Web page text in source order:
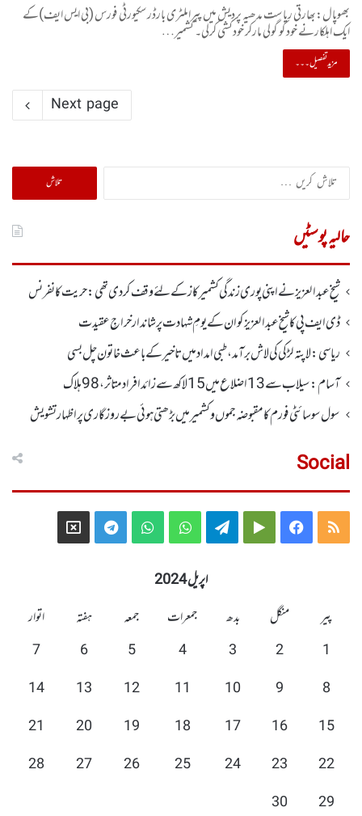
بھوپال:بھارتی ریاست مدھیہ پردیش میں پیراملٹری بارڈرسکیورٹی فورس (بی ایس ایف)کے
ایک اہلکارنے خود کو گولی مارکر خودکشی کرلی۔ کشمیر…
مزید تفصیل۔۔۔
Next page
تلاش
کریں
حالیہ پوسٹیں
شیخ عبدالعزیز نے اپنی پوری زندگی کشمیر کاز کے لئے وقف کردی تھی: حریت کانفرنس
ڈی ایف پی کا شیخ عبدالعزیزکوان کے یومِ شہادت پر شاندار خراجِ عقیدت
ریاسی: لاپتہ لڑکی کی لاش برآمد، طبی امداد میں تاخیرکے باعث خاتون چل بسی
آسام: سیلاب سے 13اضلاع میں 15لاکھ سے زائد افراد متاثر ، 98ہلاک
سول سوسائٹی فورم کا مقبوضہ جموں وکشمیر میں بڑھتی ہوئی بے روزگاری پر اظہارتشویش
Social
RSS
Facebook
Google
Telegram
WhatsApp
WhatsApp
Telegram
X
اپریل 2024
پیر
منگل بدھ جمعرات جمعہ ہفتہ
اتوار
1
2
3
4
5
6
7
8
9
10
11
12
13
14
15
16
17
18
19
20
21
22
23
24
25
26
27
28
29
30